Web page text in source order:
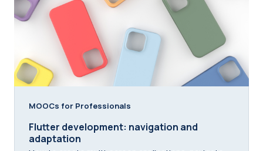
MOOCs for Professionals
Flutter development: navigation and
adaptation